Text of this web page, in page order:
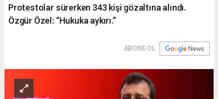
Protestolar sürerken 343 kişi gözaltına alındı.
Özgür Özel: “Hukuka aykırı.”
ABONE OL